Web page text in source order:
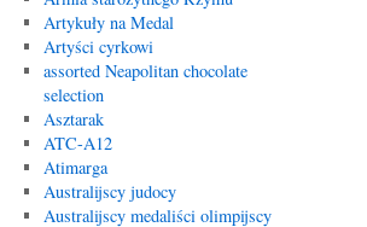
Artykuły na Medal
Artyści cyrkowi
assorted Neapolitan chocolate
selection
Asztarak
ATC-A12
Atimarga
Australijscy judocy
Australijscy medaliści olimpijscy